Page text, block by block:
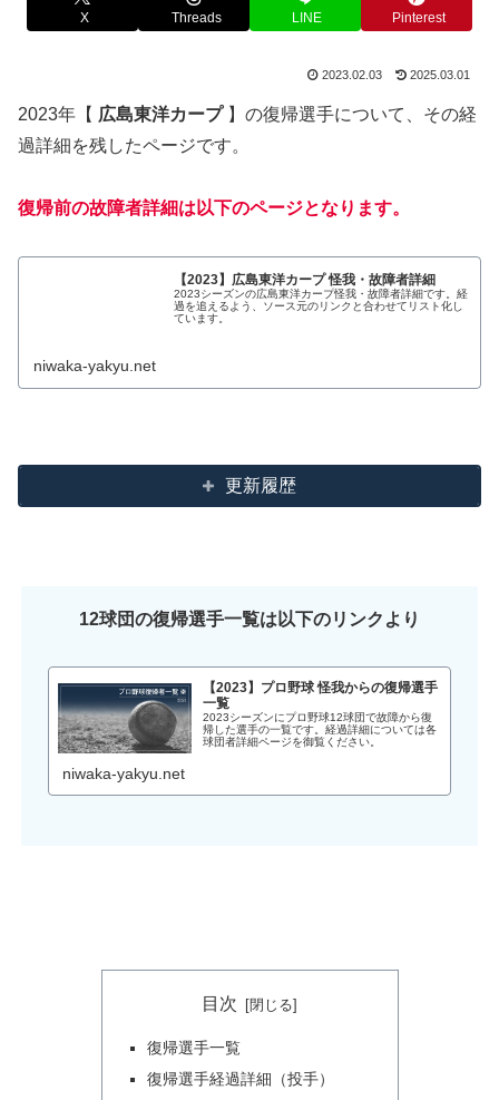
X Threads LINE Pinterest
2023.02.03 2025.03.01
2023年【 広島東洋カープ】の復帰選手について、その経
過詳細を残したページです。
復帰前の故障者詳細は以下のページとなります。
【2023】広島東洋カープ 怪我・故障者詳細
2023シーズンの広島東洋カープ怪我・故障者詳細です。経
過を追えるよう、ソース元のリンクと合わせてリスト化し
ています。
niwaka-yakyu.net
更新履歴
12球団の復帰選手一覧は以下のリンクより
【2023】プロ野球 怪我からの復帰選手
一覧
2023シーズンにプロ野球12球団で故障から復
帰した選手の一覧です。経過詳細については各
球団者詳細ページを御覧ください。
niwaka-yakyu.net
目次
復帰選手一覧
復帰選手経過詳細（投手）